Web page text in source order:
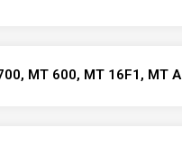
MT 600, MT 16F1, MT